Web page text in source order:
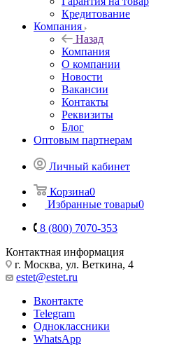
Кредитование
Компания
Назад
Компания
О компании
Новости
Вакансии
Контакты
Реквизиты
Блог
Оптовым партнерам
Личный кабинет
Корзина0
Избранные товары0
8 (800) 7070-353
Контактная информация
г. Москва, ул. Веткина, 4
estet@estet.ru
Вконтакте
Telegram
Одноклассники
WhatsApp